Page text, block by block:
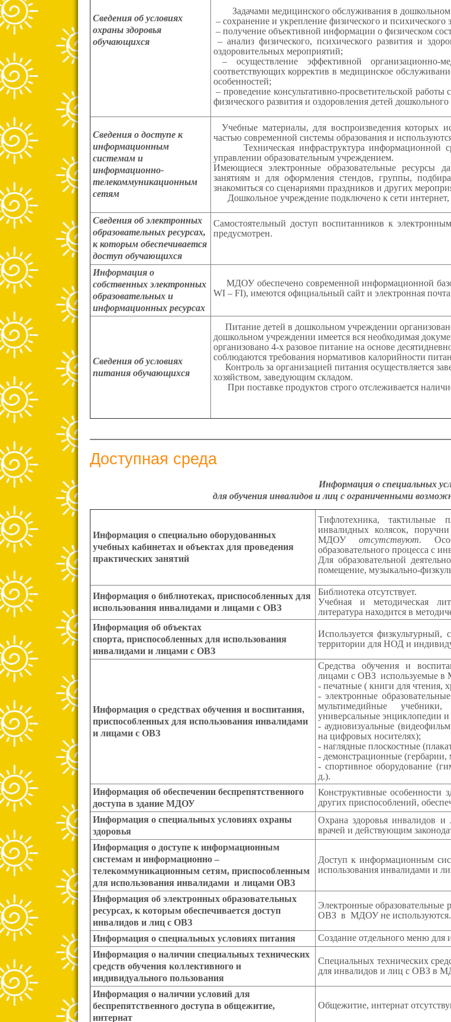
Сведения об условиях
охраны здоровья
обучающихся
Задачами медицинского обслуживания в дошкольном
– сохранение и укрепление физического и психического
– получение объективной информации о физическом
– анализ физического, психического развития и
оздоровительных мероприятий;
– осуществление эффективной
соответствующих корректив в медицинское
особенностей;
– проведение консультативно-просветительской
физического развития и оздоровления детей дошкольного
Сведения о доступе к
информационным
системам и
информационно-
телекоммуникационным
сетям
Учебные материалы, для воспроизведения которых
частью современной системы образования и
Техническая инфраструктура информационной
управлении образовательным учреждением.
Имеющиеся электронные образовательные ресурсы
занятиям и для оформления стендов, группы,
знакомиться со сценариями праздников и других
Дошкольное учреждение подключено к сети интернет,
Сведения об электронных
образовательных ресурсах,
к которым обеспечивается
доступ обучающихся
Самостоятельный доступ воспитанников к
предусмотрен.
Информация о
собственных электронных
образовательных и
информационных ресурсах
МДОУ обеспечено современной информационной
WI – FI), имеются официальный сайт и электронная
Сведения об условиях
питания обучающихся
Питание детей в дошкольном учреждении
дошкольном учреждении имеется вся необходимая
организовано 4-х разовое питание на основе
соблюдаются требования нормативов калорийности
Контроль за организацией питания осуществляется
хозяйством, заведующим складом.
При поставке продуктов строго отслеживается
Доступная среда
Информация о специальных
для обучения инвалидов и лиц с ограниченными
Информация о специально оборудованных
учебных кабинетах и объектах для проведения
практических занятий
Тифлотехника, тактильные
инвалидных колясок,
МДОУ отсутствуют.
образовательного процесса с
Для образовательной
помещение, музыкально-
Информация о библиотеках, приспособленных для
использования инвалидами и лицами с ОВЗ
Библиотека отсутствует.
Учебная и методическая
литература находится в
Информация об объектах
спорта, приспособленных для использования
инвалидами и лицами с ОВЗ
Используется
территории для НОД и
Информация о средствах обучения и воспитания,
приспособленных для использования инвалидами
и лицами с ОВЗ
Средства обучения и
лицами с ОВЗ используемые в
- печатные ( книги для чтения,
- электронные
мультимедийные
универсальные энциклопедии и
- аудиовизуальные
на цифровых носителях);
- наглядные плоскостные
- демонстрационные
- спортивное оборудование
д.).
Информация об обеспечении беспрепятственного
доступа в здание МДОУ
Конструктивные
других приспособлений,
Информация о специальных условиях охраны
здоровья
Охрана здоровья инвалидов и
врачей и действующим
Информация о доступе к информационным
системам и информационно –
телекоммуникационным сетям, приспособленным
для использования инвалидами и лицами ОВЗ
Доступ к информационным
использования инвалидами и
Информация об электронных образовательных
ресурсах, к которым обеспечивается доступ
инвалидов и лиц с ОВЗ
Электронные образовательные
ОВЗ в МДОУ не используются.
Информация о специальных условиях питания
Создание отдельного меню для
Информация о наличии специальных технических
средств обучения коллективного и
индивидуального пользования
Специальных технических
для инвалидов и лиц с ОВЗ в
Информация о наличии условий для
беспрепятственного доступа в общежитие,
интернат
Общежитие, интернат